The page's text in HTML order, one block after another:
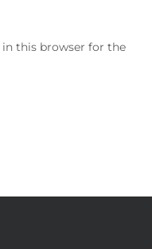
in this browser for the